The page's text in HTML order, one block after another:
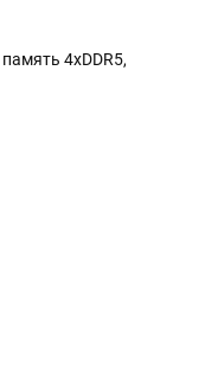
4xDDR5,